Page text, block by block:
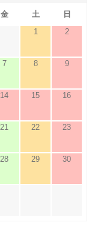
金 土
日
1
2
7 8 9
14 15 16
21 22 23
28 29 30